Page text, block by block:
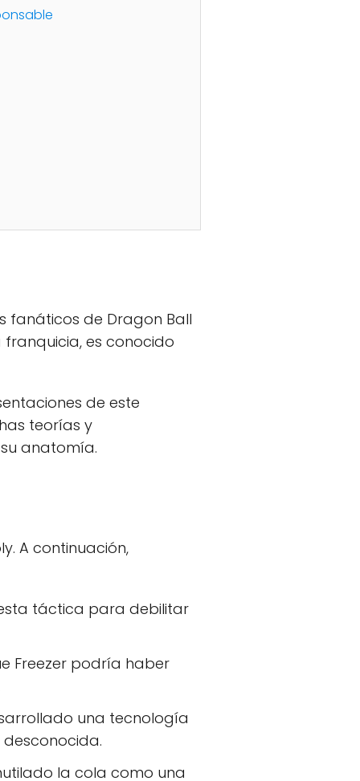
fanáticos de Dragon Ball
es conocido
de este
teorías y
anatomía.
A continuación,
táctica para debilitar
Freezer podría haber
una tecnología
la cola como una